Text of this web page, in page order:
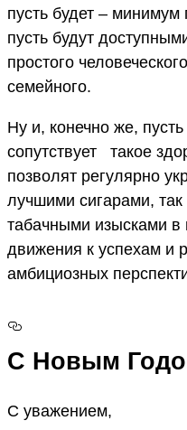
пусть будет – минимум
пусть будут
простого
семейного.
Ну и, конечно же,
сопутствует такое
позволят регулярно
лучшими сигарами,
табачными изысками в
движения к успехам и
амбициозных
С Новым
С уважением,